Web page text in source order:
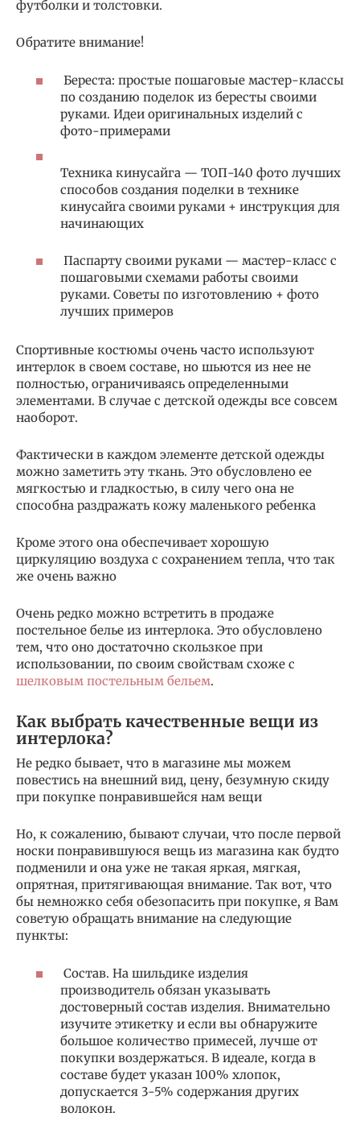
футболки и толстовки.
Обратите внимание!
Береста: простые пошаговые мастер-классы
по созданию поделок из бересты своими
руками. Идеи оригинальных изделий с
фото-примерами
Техника кинусайга — ТОП-140 фото лучших
способов создания поделки в технике
кинусайга своими руками + инструкция для
начинающих
Паспарту своими руками — мастер-класс с
пошаговыми схемами работы своими
руками. Советы по изготовлению + фото
лучших примеров
Спортивные костюмы очень часто используют
интерлок в своем составе, но шьются из нее не
полностью, ограничиваясь определенными
элементами. В случае с детской одежды все совсем
наоборот.
Фактически в каждом элементе детской одежды
можно заметить эту ткань. Это обусловлено ее
мягкостью и гладкостью, в силу чего она не
способна раздражать кожу маленького ребенка
Кроме этого она обеспечивает хорошую
циркуляцию воздуха с сохранением тепла, что так
же очень важно
Очень редко можно встретить в продаже
постельное белье из интерлока. Это обусловлено
тем, что оно достаточно скользкое при
использовании, по своим свойствам схоже с
шелковым постельным бельем.
Как выбрать качественные вещи из
интерлока?
Не редко бывает, что в магазине мы можем
повестись на внешний вид, цену, безумную скиду
при покупке понравившейся нам вещи
Но, к сожалению, бывают случаи, что после первой
носки понравившуюся вещь из магазина как будто
подменили и она уже не такая яркая, мягкая,
опрятная, притягивающая внимание. Так вот, что
бы немножко себя обезопасить при покупке, я Вам
советую обращать внимание на следующие
пункты:
Состав. На шильдике изделия
производитель обязан указывать
достоверный состав изделия. Внимательно
изучите этикетку и если вы обнаружите
большое количество примесей, лучше от
покупки воздержаться. В идеале, когда в
составе будет указан 100% хлопок,
допускается 3-5% содержания других
волокон.